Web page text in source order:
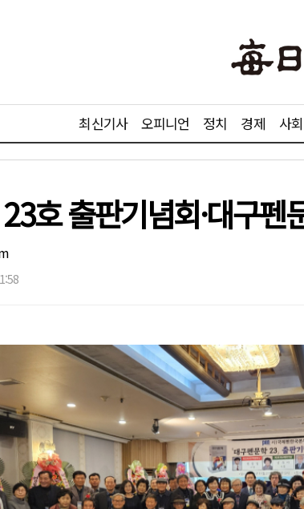
최신기사 오피니언 정치 경제 사회
호 출판기념회·대구펜